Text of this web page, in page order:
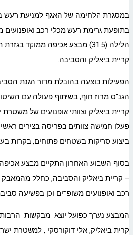
במסגרת הלחימה של האגף למניעת רעש
בתופעת גרימת רעש מכלי רכב ואופנועים
הלילה (31.5) מבצע אכיפה ממוקד
קריית ביאליק והסביבה.
הפעילות בוצעה בהובלת מדור הגנת
הגנ"ס מחוז חוף, בשיתוף פעולה עם
קריית ביאליק וצוותי אופנועים של
פעלו חמישה צוותים בפריסה בצירים
ביצוע סריקות בשטחים פתוחים, בקרות
בסוף השבוע האחרון התקיים מבצע אכיפה
– קריית ביאליק והסביבה, כחלק
רכב ואופנועים משופרים וכן בפשיעה
המבצע נערך כפועל יוצא מבקשות
קרית ביאליק, אלי דוקורסקי , למשטרת